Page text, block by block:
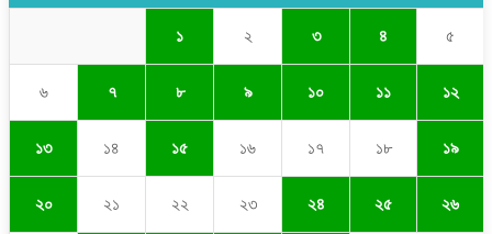
১ ২ ৩ ৪ ৫
৬ ৭ ৮ ৯ ১০ ১১ ১২
১৩ ১৪ ১৫ ১৬ ১৭ ১৮ ১৯
২০ ২১ ২২ ২৩ ২৪ ২৫ ২৬